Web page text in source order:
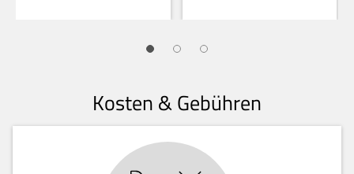
Kosten & Gebühren